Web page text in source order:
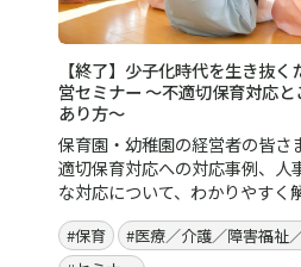
【終了】少子化時代を生き抜
営セミナー ～不適切保育対応
あり方～
保育園・幼稚園の経営者の皆さ
適切保育対応への対応事例、人
な対応について、わかりやすく
#保育
#医療／介護／障害福祉